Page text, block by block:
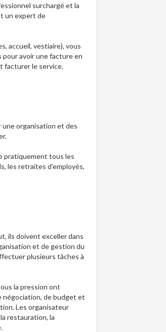
surchargé et la
un expert de
accueil, vestiaire), vous
pour avoir une facture en
facturer le service.
organisation et des
pratiquement tous les
les retraites d'employés,
ils doivent exceller dans
et de gestion du
plusieurs tâches à
la pression ont
négociation, de budget et
Les organisateur
restauration, la